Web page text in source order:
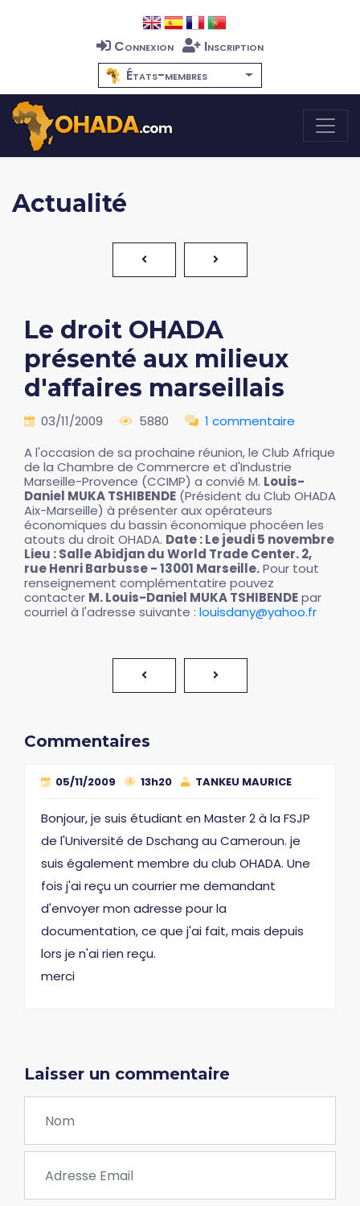
Connexion
Inscription
États-membres
Actualité
Le droit OHADA
présenté aux milieux
d'affaires marseillais
03/11/2009 5880
1 commentaire
A l'occasion de sa prochaine réunion, le Club Afrique
de la Chambre de Commercre et d'Industrie
Marseille-Provence (CCIMP) a convié M. Louis-
Daniel MUKA TSHIBENDE (Président du Club OHADA
Aix-Marseille) à présenter aux opérateurs
économiques du bassin économique phocéen les
atouts du droit OHADA. Date : Le jeudi 5 novembre
Lieu : Salle Abidjan du World Trade Center. 2,
rue Henri Barbusse - 13001 Marseille.Pour tout
renseignement complémentatire pouvez
contacter M. Louis-Daniel MUKA TSHIBENDEpar
courriel à l'adresse suivante : louisdany@yahoo.fr
Commentaires
05/11/2009 13h20 TANKEU MAURICE
Bonjour, je suis étudiant en Master 2 à la FSJP
de l'Université de Dschang au Cameroun. je
suis également membre du club OHADA. Une
fois j'ai reçu un courrier me demandant
d'envoyer mon adresse pour la
documentation, ce que j'ai fait, mais depuis
lors je n'ai rien reçu.
merci
Laisser un commentaire